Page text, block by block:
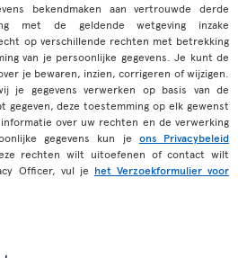
bekendmaken aan vertrouwde derde
met de geldende wetgeving inzake
op verschillende rechten met betrekking
van je persoonlijke gegevens. Je kunt de
je bewaren, inzien, corrigeren of wijzigen.
je gegevens verwerken op basis van de
deze toestemming op elk gewenst
over uw rechten en de verwerking
gegevens kun je ons Privacybeleid
rechten wilt uitoefenen of contact wilt
Officer, vul je het Verzoekformulier voor